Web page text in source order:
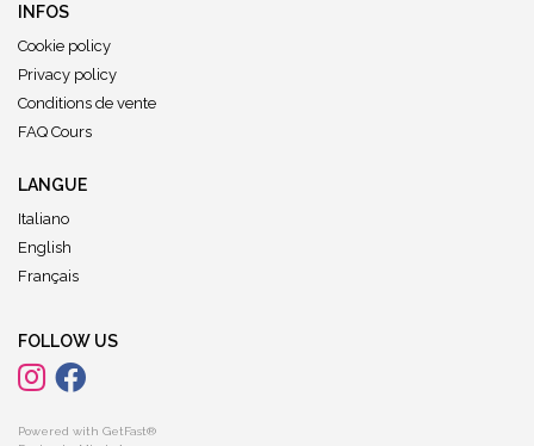
INFOS
Cookie policy
Privacy policy
Conditions de vente
FAQ Cours
LANGUE
Italiano
English
Français
FOLLOW US
Powered with GetFast®